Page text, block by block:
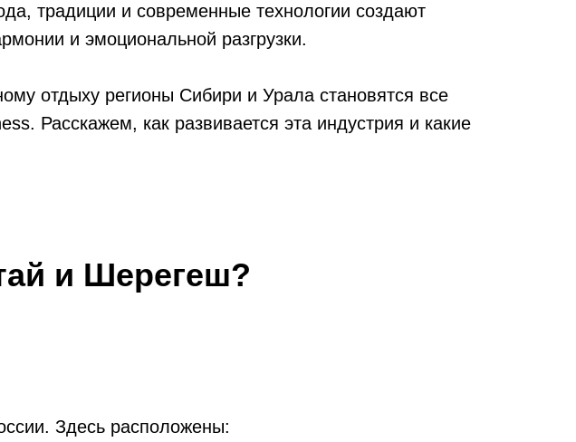
традиции и современные технологии создают
и эмоциональной разгрузки.
отдыху регионы Сибири и Урала становятся все
Расскажем, как развивается эта индустрия и какие
и Шерегеш?
Здесь расположены: